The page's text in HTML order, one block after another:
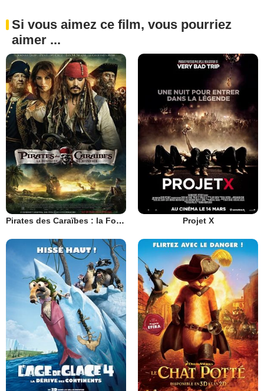
Si vous aimez ce film, vous pourriez
aimer ...
Pirates des Caraïbes : la Fontaine de Jouvence Projet X